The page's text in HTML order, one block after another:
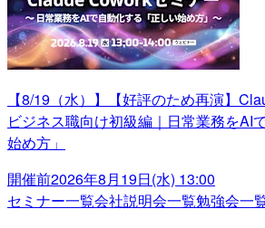
【8/19（水）】【好評のため再演】
ビジネス職向け初級編｜日常業務をAI
始め方」
開催前2026年8月19日(水) 13:00
セミナー一覧会社説明会一覧勉強会一